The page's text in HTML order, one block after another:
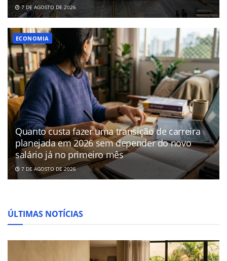
7 DE AGOSTO DE 2026
ECONOMIA
Quanto custa fazer uma transição de carreira
planejada em 2026 sem depender do novo
salário já no primeiro mês
7 DE AGOSTO DE 2026
ÚLTIMAS NOTÍCIAS